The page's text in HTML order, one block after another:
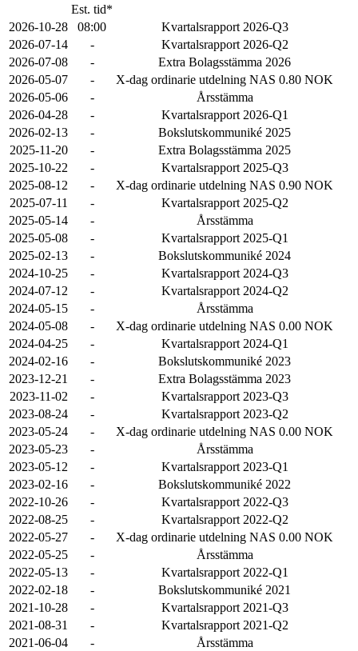
Est. tid*
2026-10-28
08:00
Kvartalsrapport 2026-Q3
2026-07-14
-
Kvartalsrapport 2026-Q2
2026-07-08
-
Extra Bolagsstämma 2026
2026-05-07
-
X-dag ordinarie utdelning NAS 0.80 NOK
2026-05-06
-
Årsstämma
2026-04-28
-
Kvartalsrapport 2026-Q1
2026-02-13
-
Bokslutskommuniké 2025
2025-11-20
-
Extra Bolagsstämma 2025
2025-10-22
-
Kvartalsrapport 2025-Q3
2025-08-12
-
X-dag ordinarie utdelning NAS 0.90 NOK
2025-07-11
-
Kvartalsrapport 2025-Q2
2025-05-14
-
Årsstämma
2025-05-08
-
Kvartalsrapport 2025-Q1
2025-02-13
-
Bokslutskommuniké 2024
2024-10-25
-
Kvartalsrapport 2024-Q3
2024-07-12
-
Kvartalsrapport 2024-Q2
2024-05-15
-
Årsstämma
2024-05-08
-
X-dag ordinarie utdelning NAS 0.00 NOK
2024-04-25
-
Kvartalsrapport 2024-Q1
2024-02-16
-
Bokslutskommuniké 2023
2023-12-21
-
Extra Bolagsstämma 2023
2023-11-02
-
Kvartalsrapport 2023-Q3
2023-08-24
-
Kvartalsrapport 2023-Q2
2023-05-24
-
X-dag ordinarie utdelning NAS 0.00 NOK
2023-05-23
-
Årsstämma
2023-05-12
-
Kvartalsrapport 2023-Q1
2023-02-16
-
Bokslutskommuniké 2022
2022-10-26
-
Kvartalsrapport 2022-Q3
2022-08-25
-
Kvartalsrapport 2022-Q2
2022-05-27
-
X-dag ordinarie utdelning NAS 0.00 NOK
2022-05-25
-
Årsstämma
2022-05-13
-
Kvartalsrapport 2022-Q1
2022-02-18
-
Bokslutskommuniké 2021
2021-10-28
-
Kvartalsrapport 2021-Q3
2021-08-31
-
Kvartalsrapport 2021-Q2
2021-06-04
- Årsstämma